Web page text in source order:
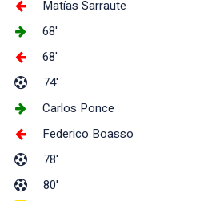
Matías Sarraute
68'
68'
74'
Carlos Ponce
Federico Boasso
78'
80'